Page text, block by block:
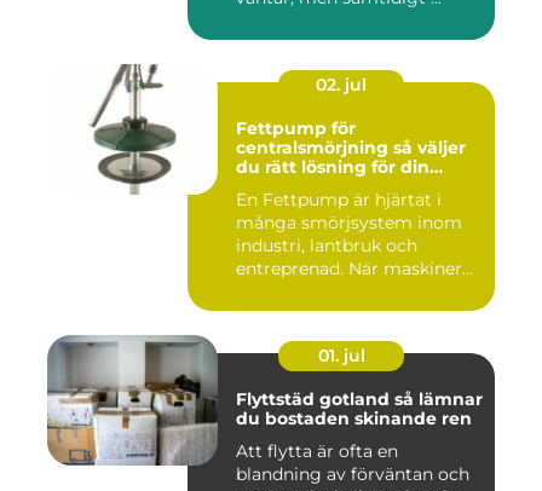
02. jul
Fettpump för
centralsmörjning så väljer
du rätt lösning för din
En Fettpump är hjärtat i
många smörjsystem inom
industri, lantbruk och
entreprenad. När maskiner
01. jul
Flyttstäd gotland så lämnar
du bostaden skinande ren
Att flytta är ofta en
blandning av förväntan och